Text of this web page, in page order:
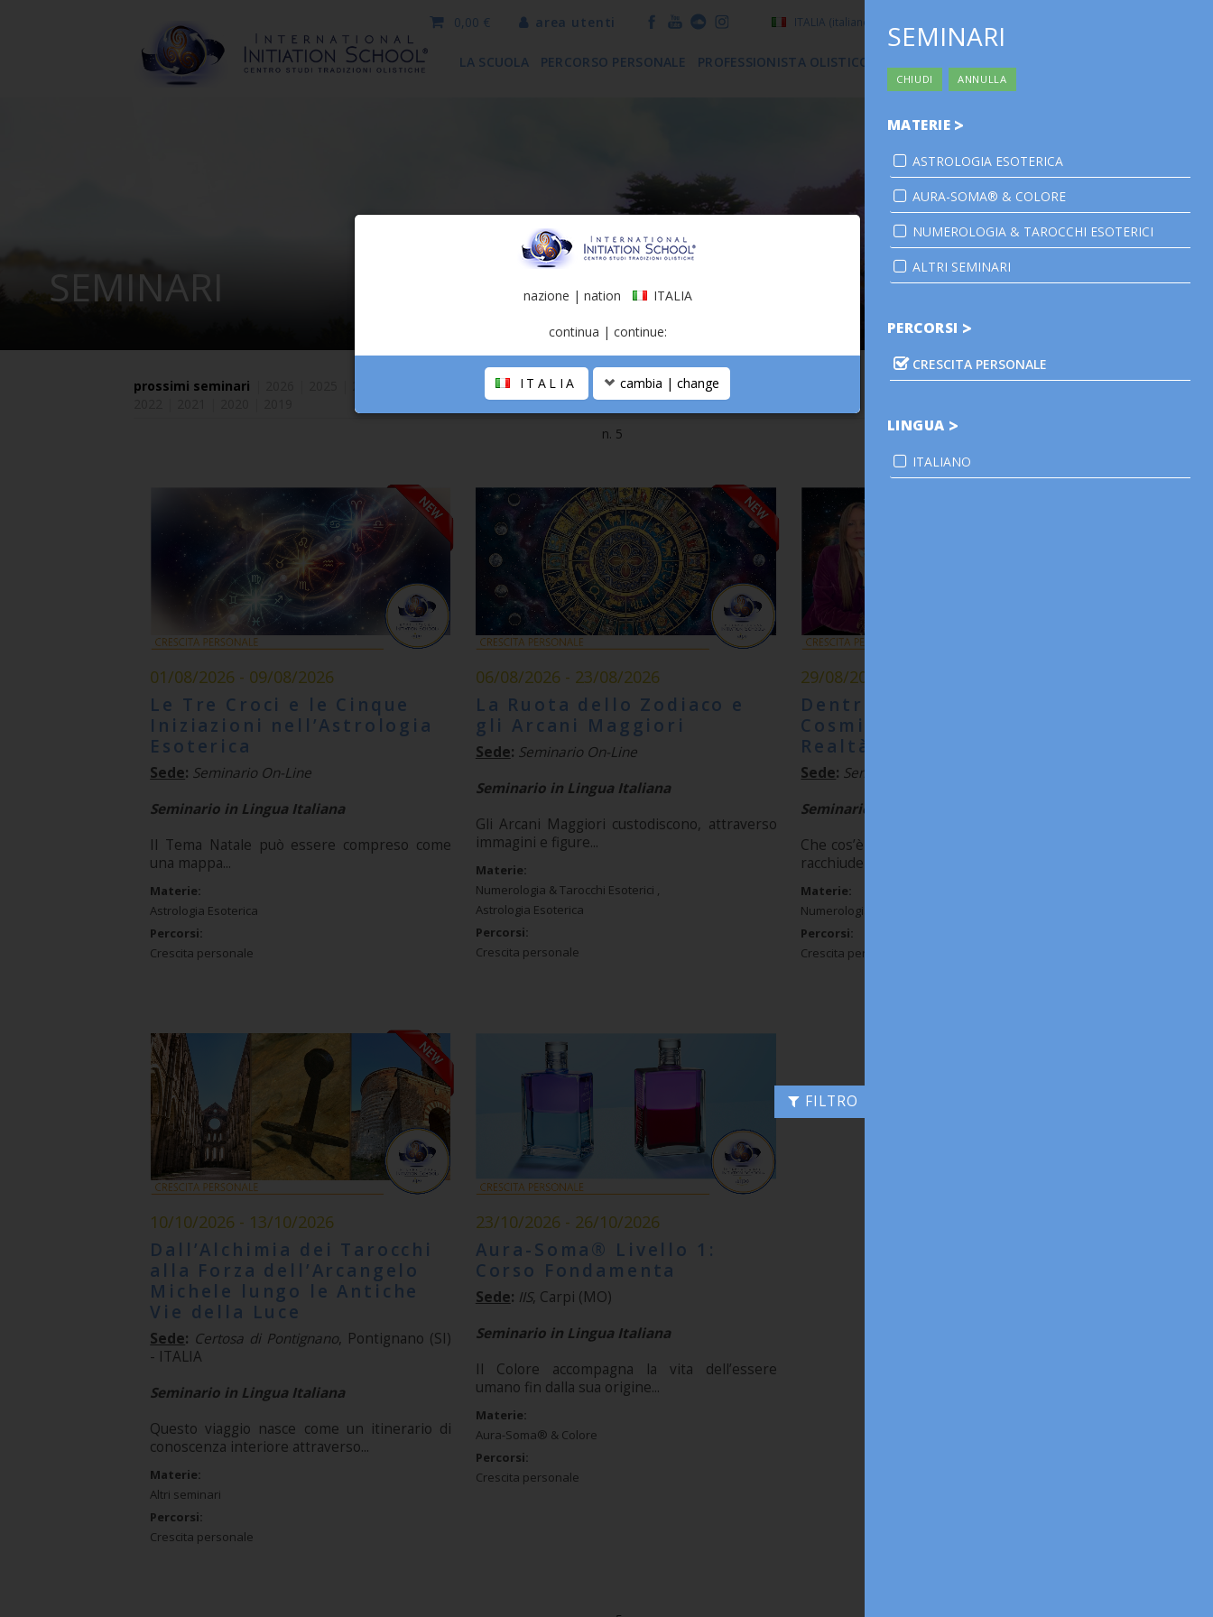
ITALIA (italiano)
area utenti
0,00 €
LA SCUOLA PERCORSO PERSONALE PROFESSIONISTA OLISTICO
SEMINARI
prossimi seminari
n. 5
01/08/2026 - 09/08/2026
Le Tre Croci e le Cinque
Iniziazioni nell’Astrologia
Esoterica
Sede: Seminario On-Line
Seminario in Lingua Italiana
Il Tema Natale può essere compreso come
una mappa...
Materie:
Astrologia Esoterica
Percorsi:
Crescita personale
06/08/2026 - 23/08/2026
La Ruota dello Zodiaco e
gli Arcani Maggiori
Sede: Seminario On-Line
Seminario in Lingua Italiana
Gli Arcani Maggiori custodiscono, attraverso
immagini e figure...
Materie:
Numerologia & Tarocchi Esoterici
Astrologia Esoterica
Percorsi:
Crescita personale
29/08/2026
Dentro il Tuo Codice
Cosmico: I Sogni Diventano
Realtà
Sede: Seminario On-Line
Seminario in Lingua Italiana
Che cos’è davvero un sogno? La parola stessa
racchiude una duplice...
Materie:
Numerologia & Tarocchi Esoterici
Percorsi:
Crescita personale
10/10/2026 - 13/10/2026
Dall’Alchimia dei Tarocchi
alla Forza dell’Arcangelo
Michele lungo le Antiche
Vie della Luce
Sede: Certosa di Pontignano, Pontignano (SI)
- ITALIA
Seminario in Lingua Italiana
Questo viaggio nasce come un itinerario di
conoscenza interiore attraverso...
Materie:
Altri seminari
Percorsi:
Crescita personale
23/10/2026 - 26/10/2026
Aura-Soma® Livello 1:
Corso Fondamenta
Sede: IIS, Carpi (MO)
Seminario in Lingua Italiana
Il Colore accompagna la vita dell’essere
umano fin dalla sua origine...
Materie:
Aura-Soma® & Colore
Percorsi:
Crescita personale
FILTRO
SEMINARI
CHIUDI ANNULLA
MATERIE
ASTROLOGIA ESOTERICA
AURA-SOMA® & COLORE
NUMEROLOGIA & TAROCCHI ESOTERICI
ALTRI SEMINARI
PERCORSI
CRESCITA PERSONALE
LINGUA
ITALIANO
nazione | nation ITALIA
continua | continue:
ITALIA cambia | change